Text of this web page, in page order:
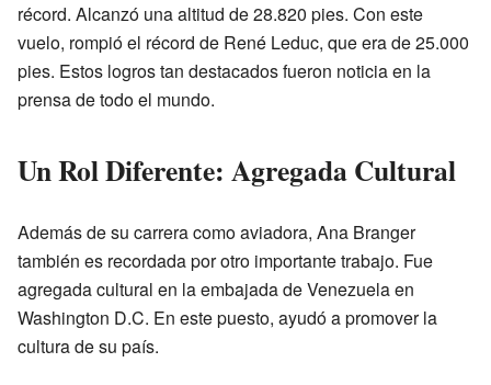
récord. Alcanzó una altitud de 28.820 pies. Con este
vuelo, rompió el récord de René Leduc, que era de 25.000
pies. Estos logros tan destacados fueron noticia en la
prensa de todo el mundo.
Un Rol Diferente: Agregada Cultural
Además de su carrera como aviadora, Ana Branger
también es recordada por otro importante trabajo. Fue
agregada cultural en la embajada de Venezuela en
Washington D.C. En este puesto, ayudó a promover la
cultura de su país.